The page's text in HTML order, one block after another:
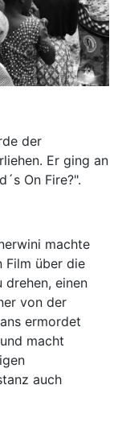
der
Er ging an
On Fire?".
machte
Film über die
drehen, einen
von der
ermordet
macht
auch